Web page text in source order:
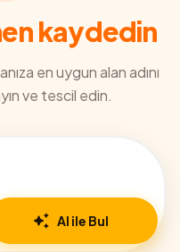
kaydedin
en uygun alan adını
ve tescil edin.
AI ile Bul